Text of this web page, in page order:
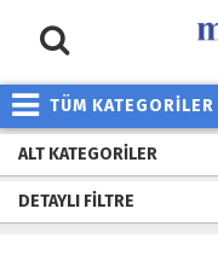
TÜM KATEGORİLER
ALT KATEGORILER
DETAYLI FILTRE